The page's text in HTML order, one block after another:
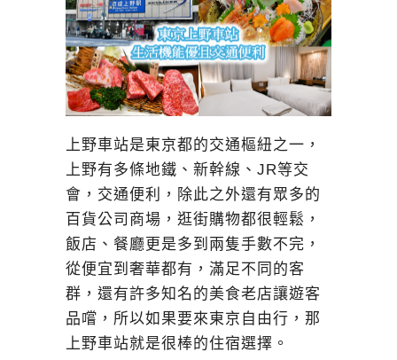
上野車站是東京都的交通樞紐之一，
上野有多條地鐵、新幹線、JR等交
會，交通便利，除此之外還有眾多的
百貨公司商場，逛街購物都很輕鬆，
飯店、餐廳更是多到兩隻手數不完，
從便宜到奢華都有，滿足不同的客
群，還有許多知名的美食老店讓遊客
品嚐，所以如果要來東京自由行，那
上野車站就是很棒的住宿選擇。